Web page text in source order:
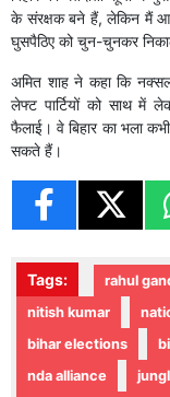
के संरक्षक बने हैं, लेकिन मैं
घुसपैठिए को चुन-चुनकर
अमित शाह ने कहा कि
लेफ्ट पार्टियों को साथ में
फैलाई। वे बिहार का भला
सकते हैं।
Tags: rahul
nitish kumar
bihar elections
nda alliance